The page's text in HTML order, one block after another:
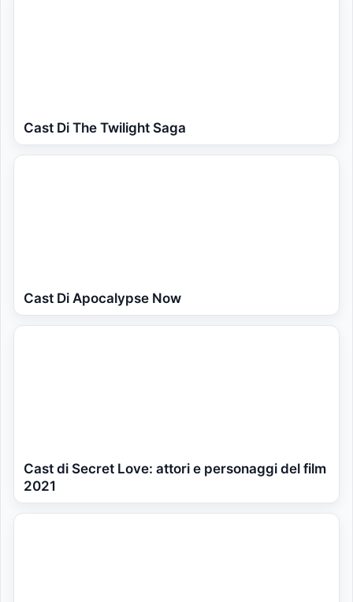
Cast Di The Twilight Saga
Cast Di Apocalypse Now
Cast di Secret Love: attori e personaggi del film
2021